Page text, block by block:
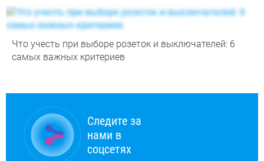
Что учесть при выборе розеток и выключателей: 6
самых важных критериев
Следите за
нами в
соцсетях